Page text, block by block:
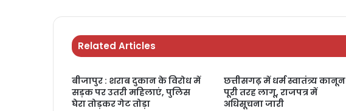
Related Articles
बीजापुर : शराब दुकान के विरोध में
सड़क पर उतरी महिलाएं, पुलिस
घेरा तोड़कर गेट तोड़ा
छत्तीसगढ़ में धर्म स्वातंत्र्य कानून
पूरी तरह लागू, राजपत्र में
अधिसूचना जारी